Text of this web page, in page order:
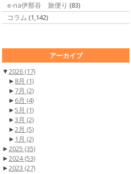
e-na伊那谷 旅便り (83)
コラム (1,142)
アーカイブ
▼2026 (17)
► 8月 (1)
► 7月 (2)
► 6月 (4)
►5月 (1)
►3月 (2)
►2月 (5)
► 1月 (2)
►2025 (35)
►2024(53)
►2023 (27)